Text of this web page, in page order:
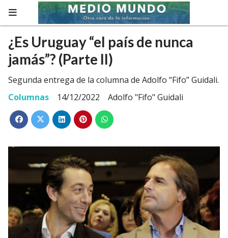
¿Es Uruguay “el país de nunca
jamás”? (Parte II)
Segunda entrega de la columna de Adolfo “Fifo” Guidali.
Columnas
14/12/2022 Adolfo "Fifo" Guidali